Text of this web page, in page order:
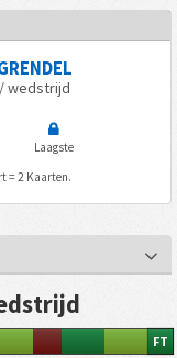
wedstrijd
Laagste
= 2 Kaarten.
FT